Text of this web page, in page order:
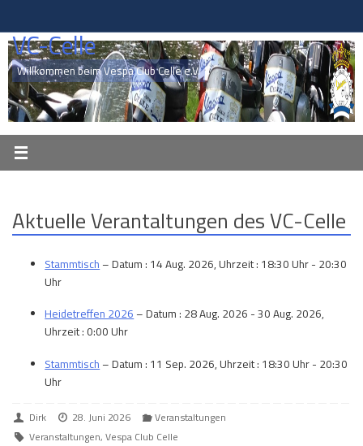
springen
VC-Celle
Willkommen beim Vespa Club Celle e.V.
Aktuelle Verantaltungen des VC-Celle
Stammtisch – Datum : 14 Aug. 2026, Uhrzeit : 18:30 Uhr - 20:30
Uhr
Heidetreffen 2026 – Datum : 28 Aug. 2026 - 30 Aug. 2026,
Uhrzeit : 0:00 Uhr
Stammtisch – Datum : 11 Sep. 2026, Uhrzeit : 18:30 Uhr - 20:30
Uhr
Dirk 28. Juni 2026
Veranstaltungen
Veranstaltungen, Vespa Club Celle